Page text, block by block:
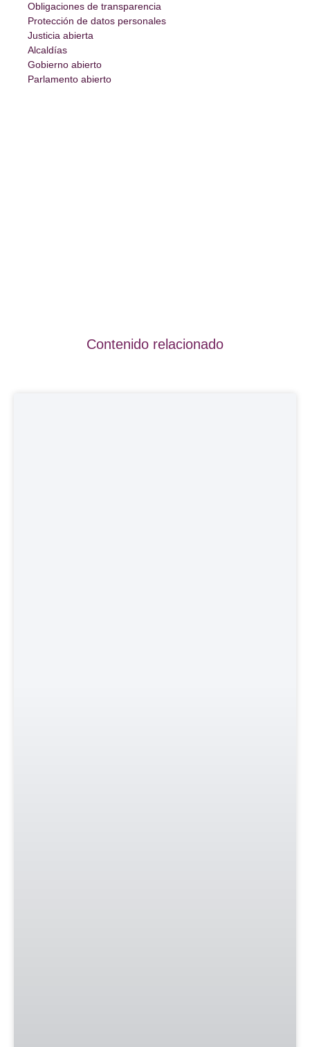
Obligaciones de transparencia
Protección de datos personales
Justicia abierta
Alcaldías
Gobierno abierto
Parlamento abierto
Contenido relacionado